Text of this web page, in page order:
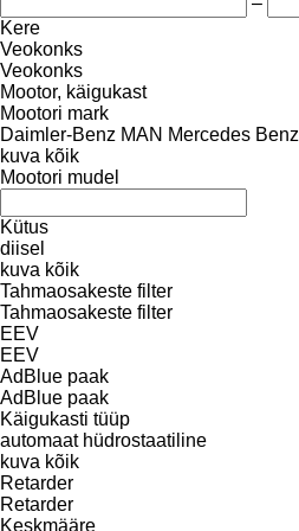
Kere
Veokonks
Veokonks
Mootor, käigukast
Mootori mark
Daimler-Benz MAN Mercedes Benz
kuva kõik
Mootori mudel
Kütus
diisel
kuva kõik
Tahmaosakeste filter
Tahmaosakeste filter
EEV
EEV
AdBlue paak
AdBlue paak
Käigukasti tüüp
automaat hüdrostaatiline
kuva kõik
Retarder
Retarder
Keskmääre